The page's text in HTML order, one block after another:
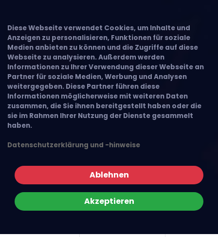
Diese Webseite verwendet Cookies, um Inhalte und
Anzeigen zu personalisieren, Funktionen für soziale
Medien anbieten zu können und die Zugriffe auf diese
Webseite zu analysieren. Außerdem werden
Informationen zu Ihrer Verwendung dieser Webseite an
Partner für soziale Medien, Werbung und Analysen
weitergegeben. Diese Partner führen diese
Informationen möglicherweise mit weiteren Daten
zusammen, die Sie ihnen bereitgestellt haben oder die
sie im Rahmen Ihrer Nutzung der Dienste gesammelt
haben.
Datenschutzerklärung und -hinweise
Ablehnen
Akzeptieren